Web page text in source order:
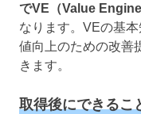
でVE（Value
なります。VEの基
値向上のための改善
きます。
取得後にできるこ